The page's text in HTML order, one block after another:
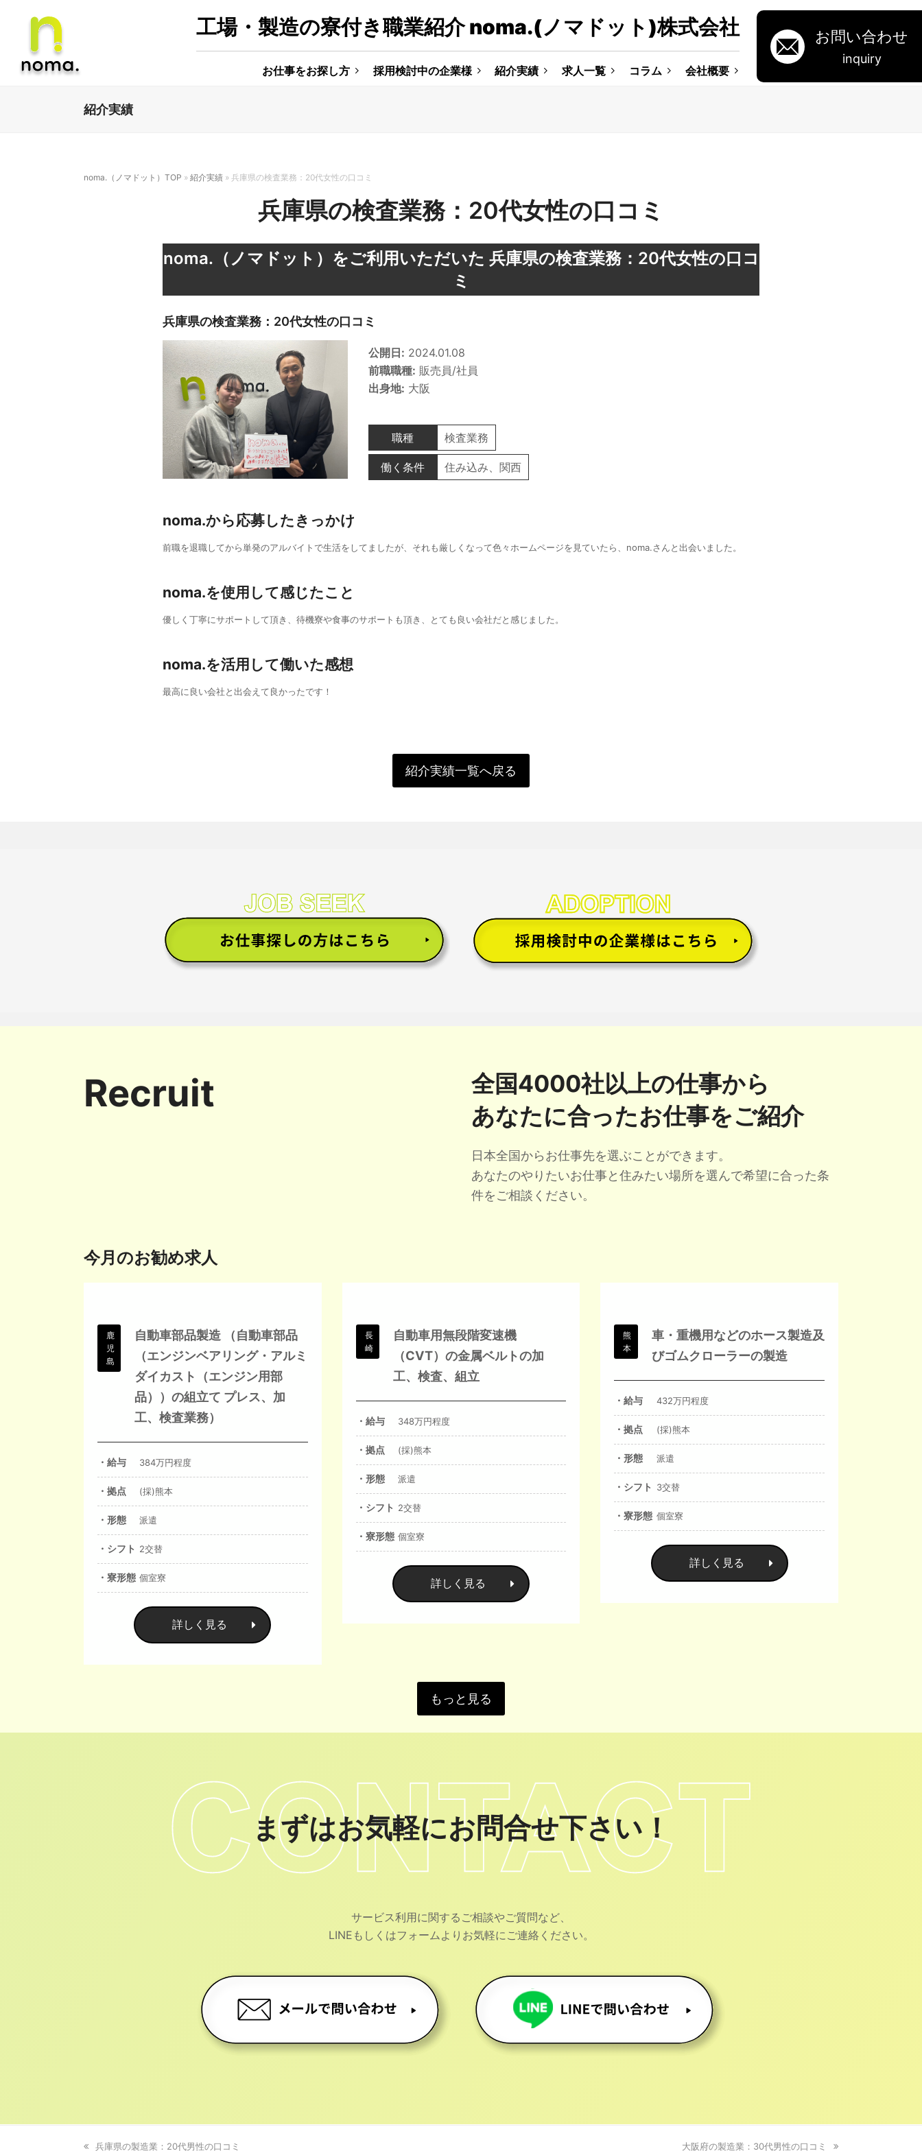
工場・製造の寮付き職業紹介 noma.(ノマドット)株式会社
お仕事をお探し方 採用検討中の企業様 紹介実績 求人一覧 コラム 会社概要
お問い合わせ
inquiry
紹介実績
noma.（ノマドット）TOP » 紹介実績 » 兵庫県の検査業務：20代女性の口コミ
兵庫県の検査業務：20代女性の口コミ
noma.（ノマドット）をご利用いただいた 兵庫県の検査業務：20代女性の口コ
ミ
兵庫県の検査業務：20代女性の口コミ
公開日: 2024.01.08
前職職種: 販売員/社員
出身地: 大阪
職種 検査業務
働く条件 住み込み、関西
noma.から応募したきっかけ
前職を退職してから単発のアルバイトで生活をしてましたが、それも厳しくなって色々ホームページを見ていたら、noma.さんと出会いました。
noma.を使用して感じたこと
優しく丁寧にサポートして頂き、待機寮や食事のサポートも頂き、とても良い会社だと感じました。
noma.を活用して働いた感想
最高に良い会社と出会えて良かったです！
紹介実績一覧へ戻る
Recruit
全国4000社以上の仕事から
あなたに合ったお仕事をご紹介
日本全国からお仕事先を選ぶことができます。
あなたのやりたいお仕事と住みたい場所を選んで希望に合った条
件をご相談ください。
今月のお勧め求人
鹿
児
島
自動車部品製造 （自動車部品
（エンジンベアリング・アルミ
ダイカスト（エンジン用部
品））の組立て プレス、加
工、検査業務）
・給与 384万円程度
・拠点 (採)熊本
・形態 派遣
・シフト 2交替
・寮形態 個室寮
詳しく見る
長
崎
自動車用無段階変速機
（CVT）の金属ベルトの加
工、検査、組立
・給与 348万円程度
・拠点 (採)熊本
・形態 派遣
・シフト 2交替
・寮形態 個室寮
詳しく見る
熊
本
車・重機用などのホース製造及
びゴムクローラーの製造
・給与 432万円程度
・拠点 (採)熊本
・形態 派遣
・シフト 3交替
・寮形態 個室寮
詳しく見る
もっと見る
まずはお気軽にお問合せ下さい！
サービス利用に関するご相談やご質問など、
LINEもしくはフォームよりお気軽にご連絡ください。
previous
兵庫県の製造業：20代男性の口コミ next
大阪府の製造業：30代男性の口コミ